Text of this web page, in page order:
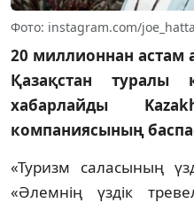
Фото: instagram.com/
20 миллионнан астам
Қазақстан туралы
хабарлайды
компаниясының
«Туризм саласының
«Әлемнің үздік